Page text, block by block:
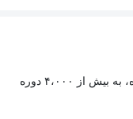
با خرید اشتراک مکتب‌پلاس، علاوه بر این دوره، به بیش از ۴،۰۰۰ دوره